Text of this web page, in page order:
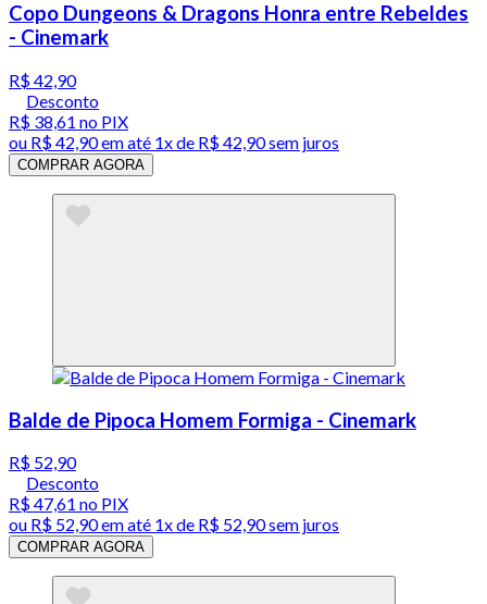
Copo Dungeons & Dragons Honra entre Rebeldes
- Cinemark
R$ 42,90
Desconto
R$ 38,61 no PIX
ou R$ 42,90em até 1x de R$ 42,90sem juros
COMPRAR AGORA
Balde de Pipoca Homem Formiga - Cinemark
R$ 52,90
Desconto
R$ 47,61 no PIX
ou R$ 52,90em até 1x de R$ 52,90sem juros
COMPRAR AGORA